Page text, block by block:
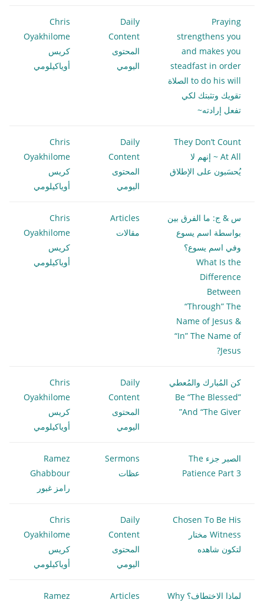
Praying
strengthens you
and makes you
steadfast in order
to do his will الصلاة
تقويك وتثبتك لكي
تفعل إرادته~
Daily
Content
المحتوى
اليومي
Chris
Oyakhilome
كريس
أوياكيلومي
They Don’t Count
At All ~ إنهم لا
يُحسَبون على الإطلاق
Daily
Content
المحتوى
اليومي
Chris
Oyakhilome
كريس
أوياكيلومي
س & ج: ما الفرق بين
بواسطة اسم يسوع
وفي اسم يسوع؟
What Is the
Difference
Between
“Through” The
Name of Jesus &
“In” The Name of
Jesus?
Articles
مقالات
Chris
Oyakhilome
كريس
أوياكيلومي
كن المُبارك والمُعطي
Be “The Blessed”
And “The Giver”
Daily
Content
المحتوى
اليومي
Chris
Oyakhilome
كريس
أوياكيلومي
الصبر جزء The
Patience Part 3
Sermons
عظات
Ramez
Ghabbour
رامز غبور
Chosen To Be His
Witness مختار
لتكون شاهده
Daily
Content
المحتوى
اليومي
Chris
Oyakhilome
كريس
أوياكيلومي
لماذا الاختطاف؟ Why Articles
Ramez